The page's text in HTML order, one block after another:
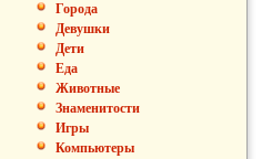
Города
Девушки
Дети
Еда
Животные
Знаменитости
Игры
Компьютеры